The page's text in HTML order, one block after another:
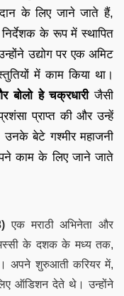
के लिए जाने जाते हैं,
के रूप में स्थापित
उद्योग पर एक अमिट
में काम किया था।
हे चक्रधारीजैसी
प्राप्त की और उन्हें
बेटे गश्मीर महाजनी
काम के लिए जाने जाते
एक मराठी अभिनेता और
के दशक के मध्य तक,
अपने शुरुआती करियर में,
ऑडिशन देते थे। उन्होंने